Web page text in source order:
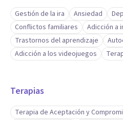
Gestión de la ira Ansiedad
Conflictos familiares
Adicción a
Trastornos del aprendizaje
Adicción a los videojuegos
Terapias
Terapia de Aceptación y